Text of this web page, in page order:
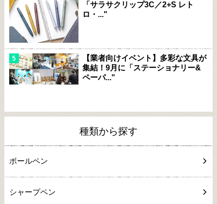
「サラサクリップ3C／2+S レト
ロ・..."
【業者向けイベント】多彩な文具が
集結！9月に「ステーショナリー&
ペーパ..."
種類から探す
ボールペン
シャープペン